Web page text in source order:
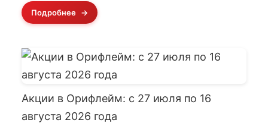
Подробнее
Акции в Орифлейм: с 27 июля по 16
августа 2026 года